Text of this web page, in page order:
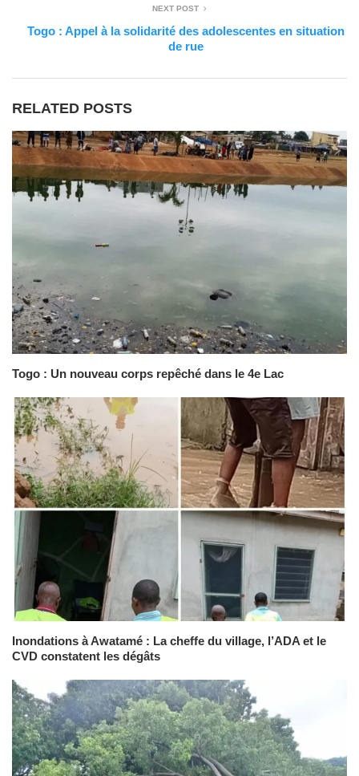
NEXT POST
Togo : Appel à la solidarité des adolescentes en situation
de rue
RELATED POSTS
Togo : Un nouveau corps repêché dans le 4e Lac
Inondations à Awatamé : La cheffe du village, l’ADA et le
CVD constatent les dégâts